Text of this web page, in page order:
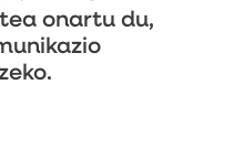
onartu du,